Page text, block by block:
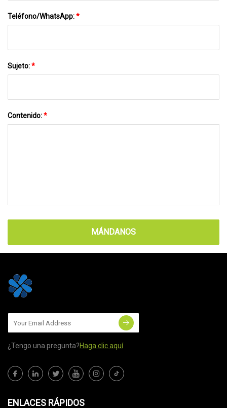
Teléfono/WhatsApp:*
Sujeto:*
Contenido:*
MÁNDANOS
¿Tengo una pregunta?Haga clic aquí
ENLACES RÁPIDOS